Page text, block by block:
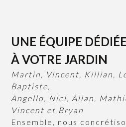
UNE ÉQUIPE DÉDIÉE
À VOTRE JARDIN
Martin, Vincent, Killian,
Baptiste,
Angello, Niel, Allan,
Vincent et Bryan
Ensemble, nous